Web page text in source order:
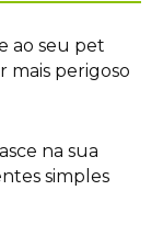
ao seu pet
mais perigoso
na sua
simples